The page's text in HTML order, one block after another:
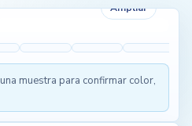
Ampliar
muestra para confirmar color,